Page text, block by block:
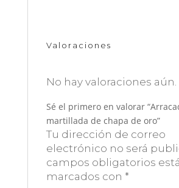
Valoraciones
No hay valoraciones aún.
Sé el primero en valorar
martillada de chapa de oro”
Tu dirección de correo
electrónico no será
campos obligatorios
marcados con *